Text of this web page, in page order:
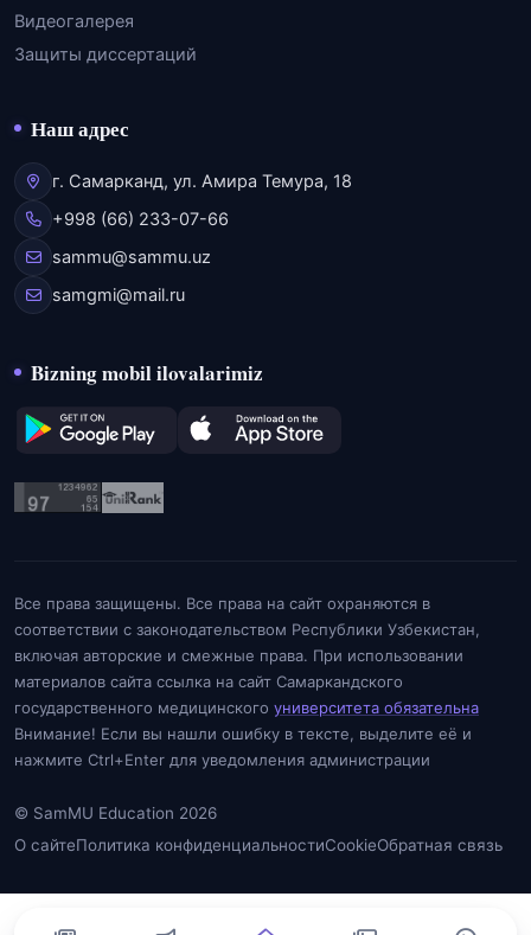
Видеогалерея
Защиты диссертаций
Наш адрес
г. Самарканд, ул. Амира Темура, 18
+998 (66) 233-07-66
sammu@sammu.uz
samgmi@mail.ru
Bizning mobil ilovalarimiz
Все права защищены. Все права на сайт охраняются в
соответствии с законодательством Республики Узбекистан,
включая авторские и смежные права. При использовании
материалов сайта ссылка на сайт Самаркандского
государственного медицинского университета обязательна
Внимание! Если вы нашли ошибку в тексте, выделите её и
нажмите Ctrl+Enter для уведомления администрации
© SamMU Education 2026
О сайтеПолитика конфиденциальностиCookieОбратная связь